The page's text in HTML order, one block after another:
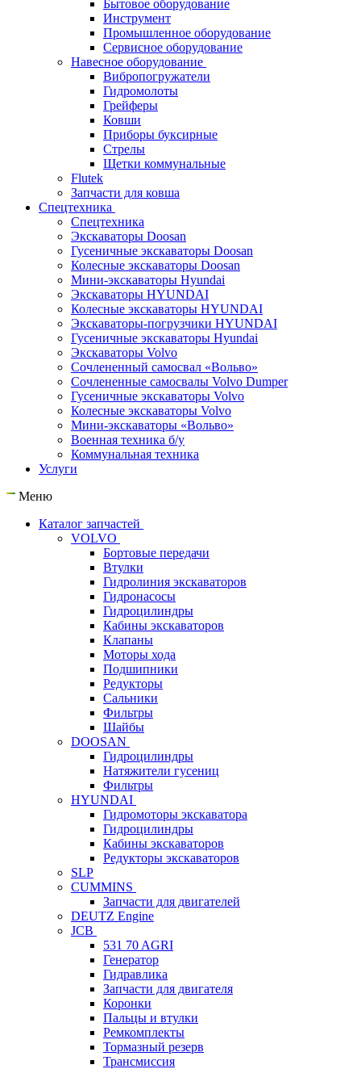
Бытовое оборудование
Инструмент
Промышленное оборудование
Сервисное оборудование
Навесное оборудование
Вибропогружатели
Гидромолоты
Грейферы
Ковши
Приборы буксирные
Стрелы
Щетки коммунальные
Flutek
Запчасти для ковша
Спецтехника
Спецтехника
Экскаваторы Doosan
Гусеничные экскаваторы Doosan
Колесные экскаваторы Doosan
Мини-экскаваторы Hyundai
Экскаваторы HYUNDAI
Колесные экскаваторы HYUNDAI
Экскаваторы-погрузчики HYUNDAI
Гусеничные экскаваторы Hyundai
Экскаваторы Volvo
Сочлененный самосвал «Вольво»
Сочлененные самосвалы Volvo Dumper
Гусеничные экскаваторы Volvo
Колесные экскаваторы Volvo
Мини-экскаваторы «Вольво»
Военная техника б/у
Коммунальная техника
Услуги
Меню
Каталог запчастей
VOLVO
Бортовые передачи
Втулки
Гидролиния экскаваторов
Гидронасосы
Гидроцилиндры
Кабины экскаваторов
Клапаны
Моторы хода
Подшипники
Редукторы
Сальники
Фильтры
Шайбы
DOOSAN
Гидроцилиндры
Натяжители гусениц
Фильтры
HYUNDAI
Гидромоторы экскаватора
Гидроцилиндры
Кабины экскаваторов
Редукторы экскаваторов
SLP
CUMMINS
Запчасти для двигателей
DEUTZ Engine
JCB
531 70 AGRI
Генератор
Гидравлика
Запчасти для двигателя
Коронки
Пальцы и втулки
Ремкомплекты
Тормазный резерв
Трансмиссия